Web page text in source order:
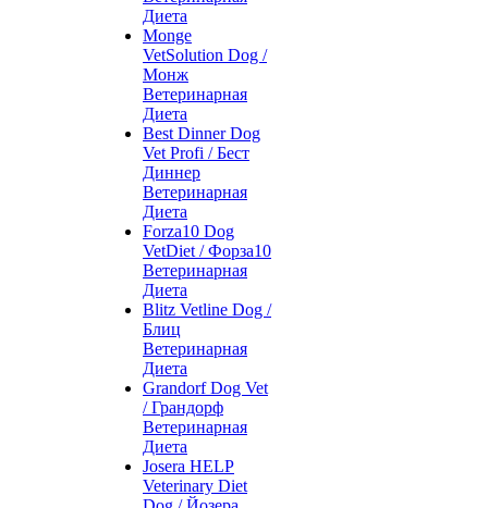
Диета
Monge
VetSolution Dog /
Монж
Ветеринарная
Диета
Best Dinner Dog
Vet Profi / Бест
Диннер
Ветеринарная
Диета
Forza10 Dog
VetDiet / Форза10
Ветеринарная
Диета
Blitz Vetline Dog /
Блиц
Ветеринарная
Диета
Grandorf Dog Vet
/ Грандорф
Ветеринарная
Диета
Josera HELP
Veterinary Diet